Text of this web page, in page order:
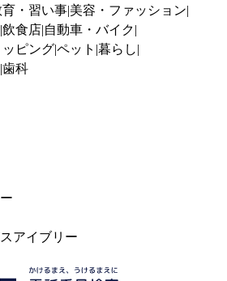
育・習い事 美容・ファッション
飲食店 自動車・バイク
ッピングペット 暮らし
歯科
アイブリー